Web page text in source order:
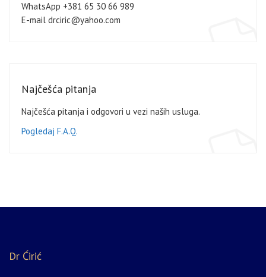
WhatsApp +381 65 30 66 989
E-mail drciric@yahoo.com
Najčešća pitanja
Najčešća pitanja i odgovori u vezi naših usluga.
Pogledaj F.A.Q.
Dr Ćirić